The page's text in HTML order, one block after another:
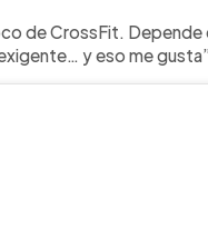
de CrossFit. Depende
y eso me